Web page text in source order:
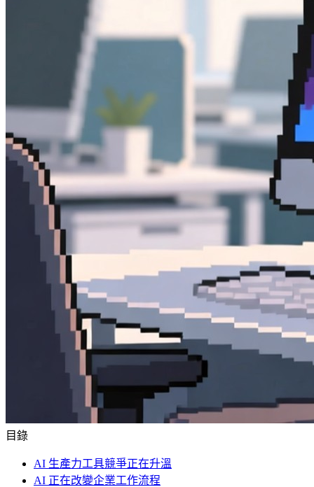
目錄
AI 生產力工具競爭正在升溫
AI 正在改變企業工作流程